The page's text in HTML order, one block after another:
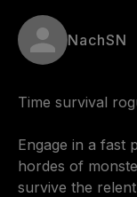
NachSN
Time survival
Engage in a fast
hordes of
survive the